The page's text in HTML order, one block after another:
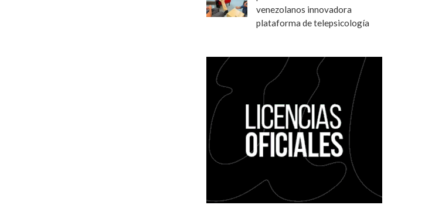
venezolanos innovadora
plataforma de telepsicología